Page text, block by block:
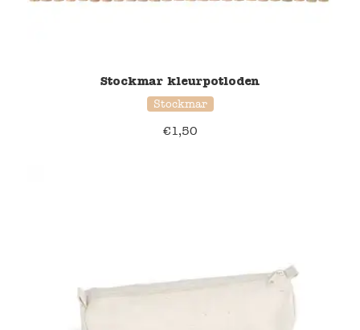
Stockmar kleurpotloden
Stockmar
€1,50